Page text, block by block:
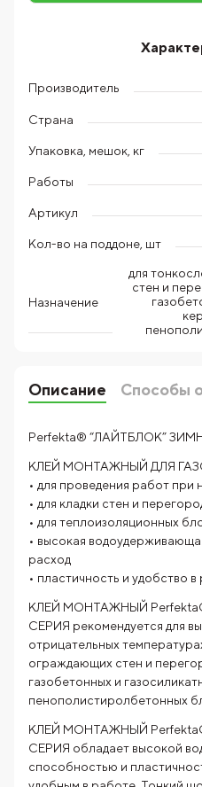
Производитель
Страна
Упаковка, мешок, кг
Работы
Артикул
Кол-во на поддоне, шт
Назначение
для
стен и
Описание Способы
Perfekta® “ЛАЙТБЛОК”
КЛЕЙ МОНТАЖНЫЙ ДЛЯ
• для проведения работ при
• для кладки стен и
• для теплоизоляционных
• высокая
расход
• пластичность и удобство
КЛЕЙ МОНТАЖНЫЙ
СЕРИЯ рекомендуется для
отрицательных
ограждающих стен и
газобетонных и
пенополистиролбетонных
КЛЕЙ МОНТАЖНЫЙ
СЕРИЯ обладает высокой
способностью и